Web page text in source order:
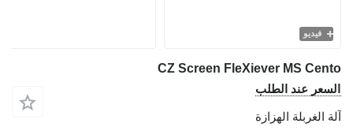
فيديو
CZ Screen FleXiever MS
عند الطلب
الغربلة الهزازة